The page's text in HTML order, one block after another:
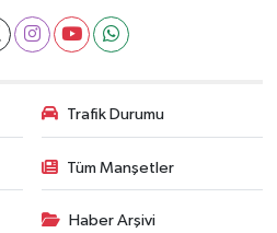
Trafik Durumu
Tüm Manşetler
Haber Arşivi